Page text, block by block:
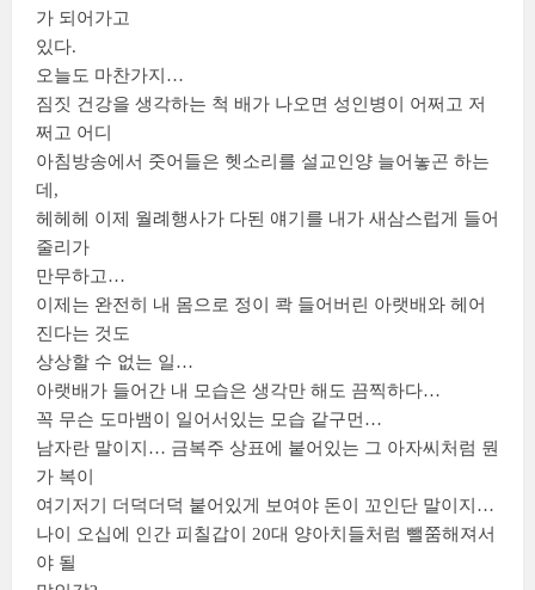
가 되어가고
있다.
오늘도 마찬가지…
짐짓 건강을 생각하는 척 배가 나오면 성인병이 어쩌고 저
쩌고 어디
아침방송에서 줏어들은 헷소리를 설교인양 늘어놓곤 하는
데,
헤헤헤 이제 월례행사가 다된 얘기를 내가 새삼스럽게 들어
줄리가
만무하고…
이제는 완전히 내 몸으로 정이 콱 들어버린 아랫배와 헤어
진다는 것도
상상할 수 없는 일…
아랫배가 들어간 내 모습은 생각만 해도 끔찍하다…
꼭 무슨 도마뱀이 일어서있는 모습 같구먼…
남자란 말이지… 금복주 상표에 붙어있는 그 아자씨처럼 뭔
가 복이
여기저기 더덕더덕 붙어있게 보여야 돈이 꼬인단 말이지…
나이 오십에 인간 피칠갑이 20대 양아치들처럼 뺄쭘해져서
야 될